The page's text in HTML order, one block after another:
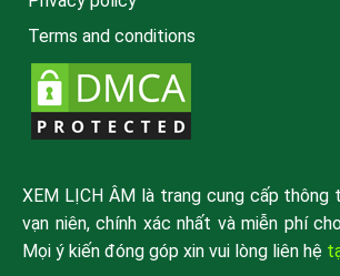
Terms and conditions
XEM LỊCH ÂM là trang cung cấp thông
vạn niên, chính xác nhất và miễn phí
Mọi ý kiến đóng góp xin vui lòng liên hệ